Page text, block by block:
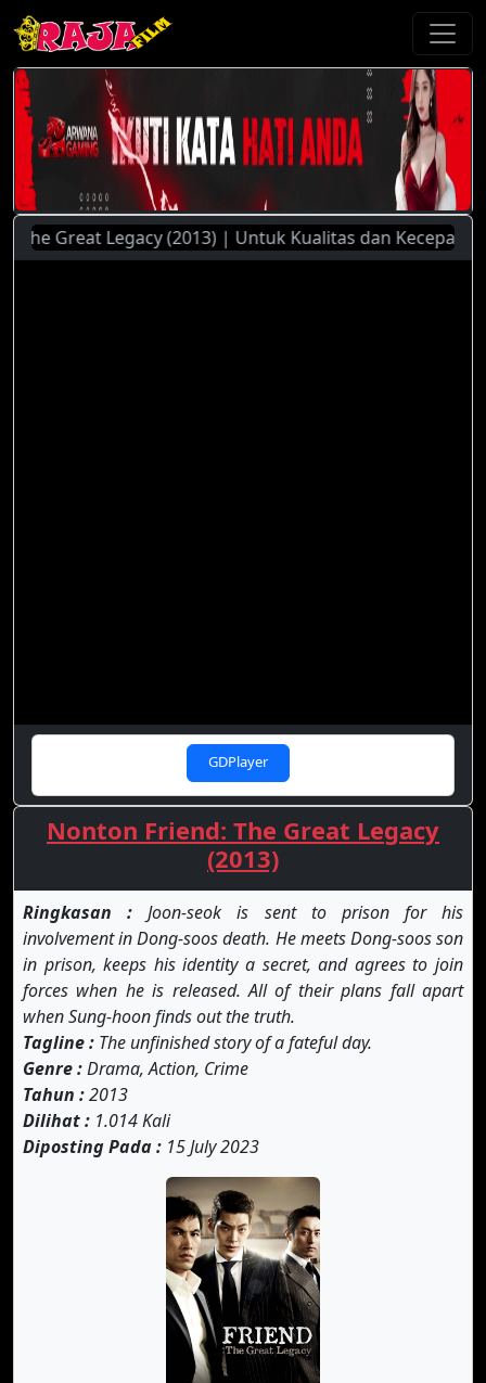
Great Legacy (2013) | Untuk Kualitas dan Kecepatan
GDPlayer
Nonton Friend: The Great Legacy
(2013)
Ringkasan : Joon-seok is sent to prison for his
involvement in Dong-soos death. He meets Dong-soos son
in prison, keeps his identity a secret, and agrees to join
forces when he is released. All of their plans fall apart
when Sung-hoon finds out the truth.
Tagline : The unfinished story of a fateful day.
Genre :Drama, Action, Crime
Tahun :2013
Dilihat : 1.014 Kali
Diposting Pada : 15 July 2023